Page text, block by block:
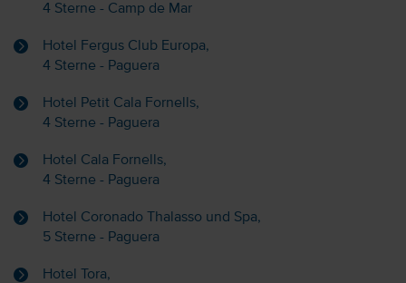
4 Sterne - Camp de Mar
Hotel Fergus Club Europa,
4 Sterne - Paguera
Hotel Petit Cala Fornells,
4 Sterne - Paguera
Hotel Cala Fornells,
4 Sterne - Paguera
Hotel Coronado Thalasso und Spa,
5 Sterne - Paguera
Hotel Tora,